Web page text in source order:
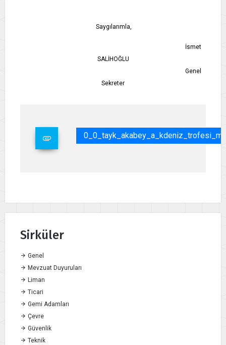
Saygılarımla,
İsmet
SALİHOĞLU
Genel
Sekreter
Sirküler
Genel
Mevzuat Duyuruları
Liman
Ticari
Gemi Adamları
Çevre
Güvenlik
Teknik